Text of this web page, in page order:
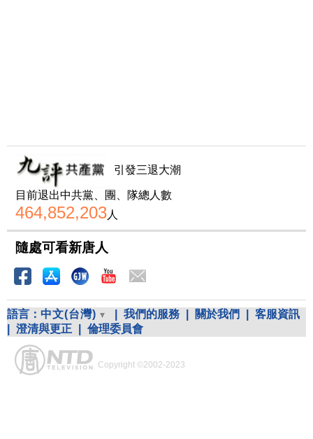
引發三退大潮
目前退出中共黨、團、隊總人數
464,852,203人
隨處可看新唐人
語言： 中文(台灣) 我們的服務 關於我們
客服資訊
澄清與更正 倫理委員會
Copyright ©2002-2023